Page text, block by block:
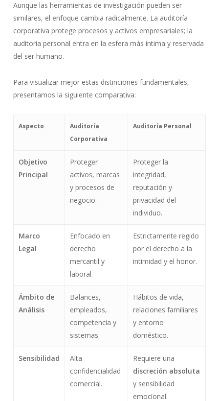
Aunque las herramientas de investigación pueden ser
similares, el enfoque cambia radicalmente. La auditoría
corporativa protege procesos y activos empresariales; la
auditoría personal entra en la esfera más íntima y reservada
del ser humano.
Para visualizar mejor estas distinciones fundamentales,
presentamos la siguiente comparativa:
Aspecto
Auditoría
Corporativa
Auditoría Personal
Objetivo
Principal
Proteger
activos, marcas
y procesos de
negocio.
Proteger la
integridad,
reputación y
privacidad del
individuo.
Marco
Legal
Enfocado en
derecho
mercantil y
laboral.
Estrictamente regido
por el derecho a la
intimidad y el honor.
Ámbito de
Análisis
Balances,
empleados,
competencia y
sistemas.
Hábitos de vida,
relaciones familiares
y entorno
doméstico.
Sensibilidad
Alta
confidencialidad
comercial.
Requiere una
discreción absoluta
y sensibilidad
emocional.